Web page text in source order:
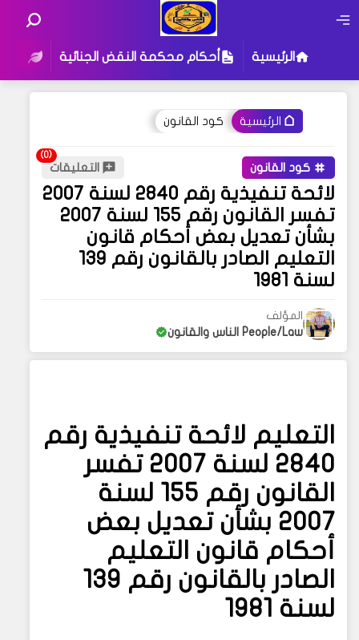
الرئيسية أحكام محكمة النقض الجنائية
الرئيسية كود القانون
كود القانون التعليقات
لائحة تنفيذية رقم 2840 لسنة 2007
تفسر القانون رقم 155 لسنة 2007
بشأن تعديل بعض أحكام قانون
التعليم الصادر بالقانون رقم 139
لسنة 1981
المؤلف
People/Law الناس والقانون
التعليم لائحة تنفيذية رقم
2840 لسنة 2007 تفسر
القانون رقم 155 لسنة
2007 بشأن تعديل بعض
أحكام قانون التعليم
الصادر بالقانون رقم 139
لسنة 1981